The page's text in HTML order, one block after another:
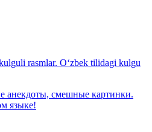
rasmlar. O‘zbek tilidagi kulgu
анекдоты, смешные картинки.
языке!